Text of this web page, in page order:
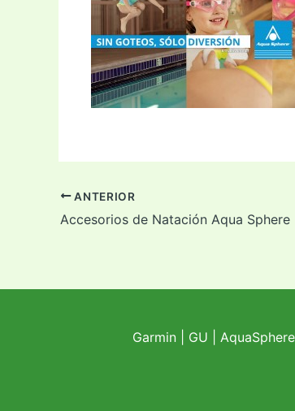
ANTERIOR
Accesorios de Natación Aqua Sphere
Garmin| GU AquaSphere